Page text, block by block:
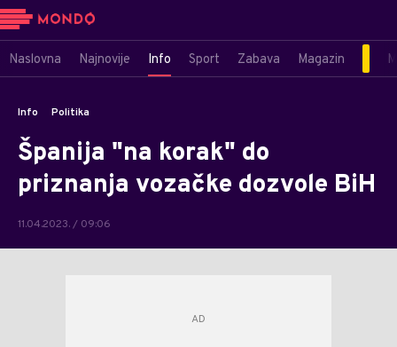
Naslovna Najnovije Info Sport Zabava Magazin
Info Politika
Španija "na korak" do
priznanja vozačke dozvole BiH
11.04.2023. / 09:06